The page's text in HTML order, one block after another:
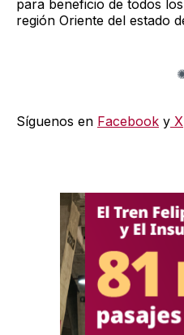
para beneficio de todos
región Oriente del estado
Síguenos en Facebook y X